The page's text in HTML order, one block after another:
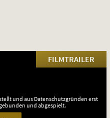
FILMTRAILER
und aus Datenschutzgründen erst
und abgespielt.